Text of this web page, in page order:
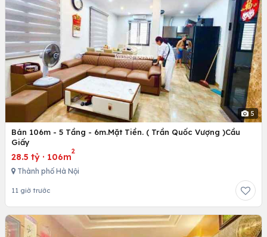
5
Bán 106m - 5 Tầng - 6m.Mặt Tiền. ( Trần Quốc Vượng )Cầu
Giấy
28.5 tỷ · 106m
2
Thành phố Hà Nội
11 giờ trước